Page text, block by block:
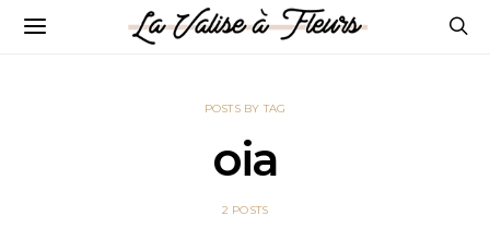
POSTS BY TAG
oia
2 POSTS